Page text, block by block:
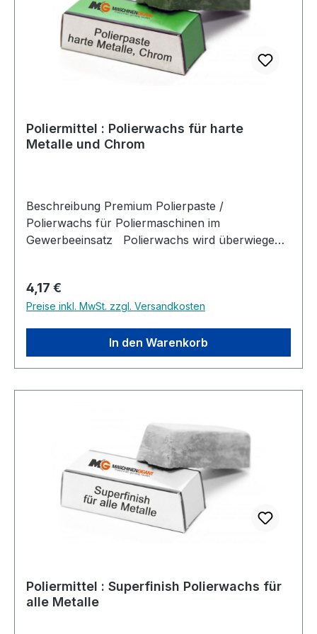
Poliermittel : Polierwachs für harte
Metalle und Chrom
Beschreibung Premium Polierpaste /
Polierwachs für Poliermaschinen im
Gewerbeeinsatz Polierwachs wird überwiegend
u.s.w.) genutzt. Es dient zum einen den beim
schärfen entstehenden Grat am Werkstück zu
entfernen und zum anderen soll darüber hinaus
auch die Güte der Oberfläche bearbeitet
werden. So dient Polierwachs auf der einen
vorwiegend dazu eine möglichst scharfe
oder Silber steht jedoch die Oberflächenstruktur
- vorwiegend der Glanz - im Vordergrund.
Regulärer Preis:
4,17 €
Preise inkl. MwSt. zzgl. Versandkosten
In den Warenkorb
Poliermittel : Superfinish Polierwachs für
alle Metalle